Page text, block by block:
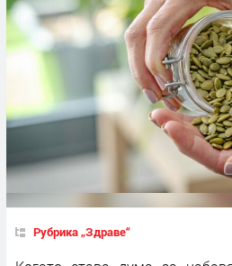
Рубрика „Здраве“